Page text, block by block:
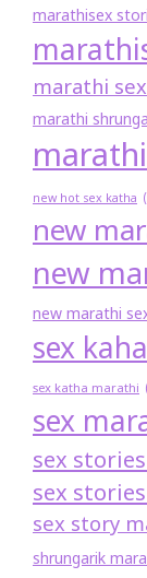
marathisex
marathi
marathi
new hot sex katha
new
new
new marathi
sex
sex katha marathi
sex
sex
sex
sex story
shrungarik